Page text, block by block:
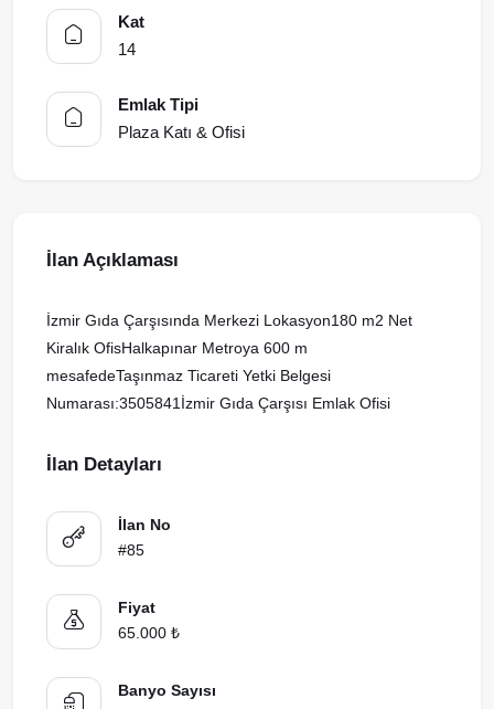
Kat
14
Emlak Tipi
Plaza Katı & Ofisi
İlan Açıklaması
İzmir Gıda Çarşısında Merkezi Lokasyon180 m2 Net
Kiralık OfisHalkapınar Metroya 600 m
mesafedeTaşınmaz Ticareti Yetki Belgesi
Numarası:3505841İzmir Gıda Çarşısı Emlak Ofisi
İlan Detayları
İlan No
#85
Fiyat
65.000 ₺
Banyo Sayısı